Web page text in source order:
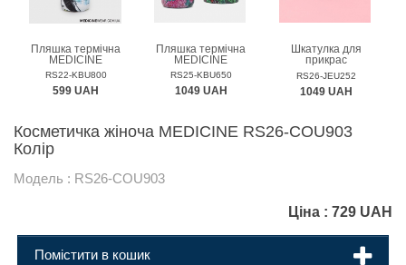
Пляшка термічна
MEDICINE
RS22-KBU800
599 UAH
Пляшка термічна
MEDICINE
RS25-KBU650
1049 UAH
Шкатулка для
прикрас
MEDICINE
RS26-JEU252
1049 UAH
Косметичка жіноча MEDICINE RS26-COU903
Колір
Модель : RS26-COU903
Ціна : 729 UAH
Помістити в кошик